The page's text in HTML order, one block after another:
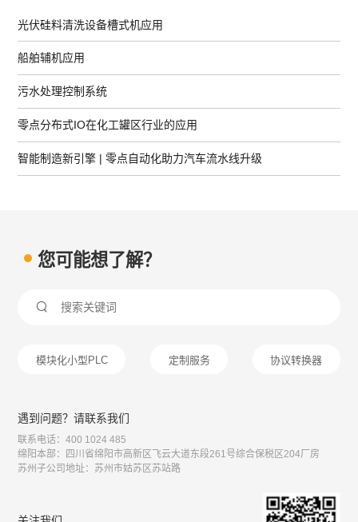
光伏硅料清洗设备槽式机应用
船舶辅机应用
污水处理控制系统
零点分布式IO在化工罐区行业的应用
智能制造新引擎 | 零点自动化助力汽车流水线升级
您可能想了解？

模块化小型PLC 定制服务 协议转换器
遇到问题？请联系我们
联系电话：400 1024 485
绵阳本部：四川省绵阳市高新区飞云大道东段261号综合保税区204厂房
苏州子公司地址：苏州市姑苏区苏站路